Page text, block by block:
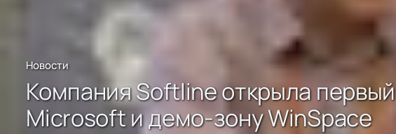
Новости
Компания Softline открыла
Microsoft и демо-зону WinSpace